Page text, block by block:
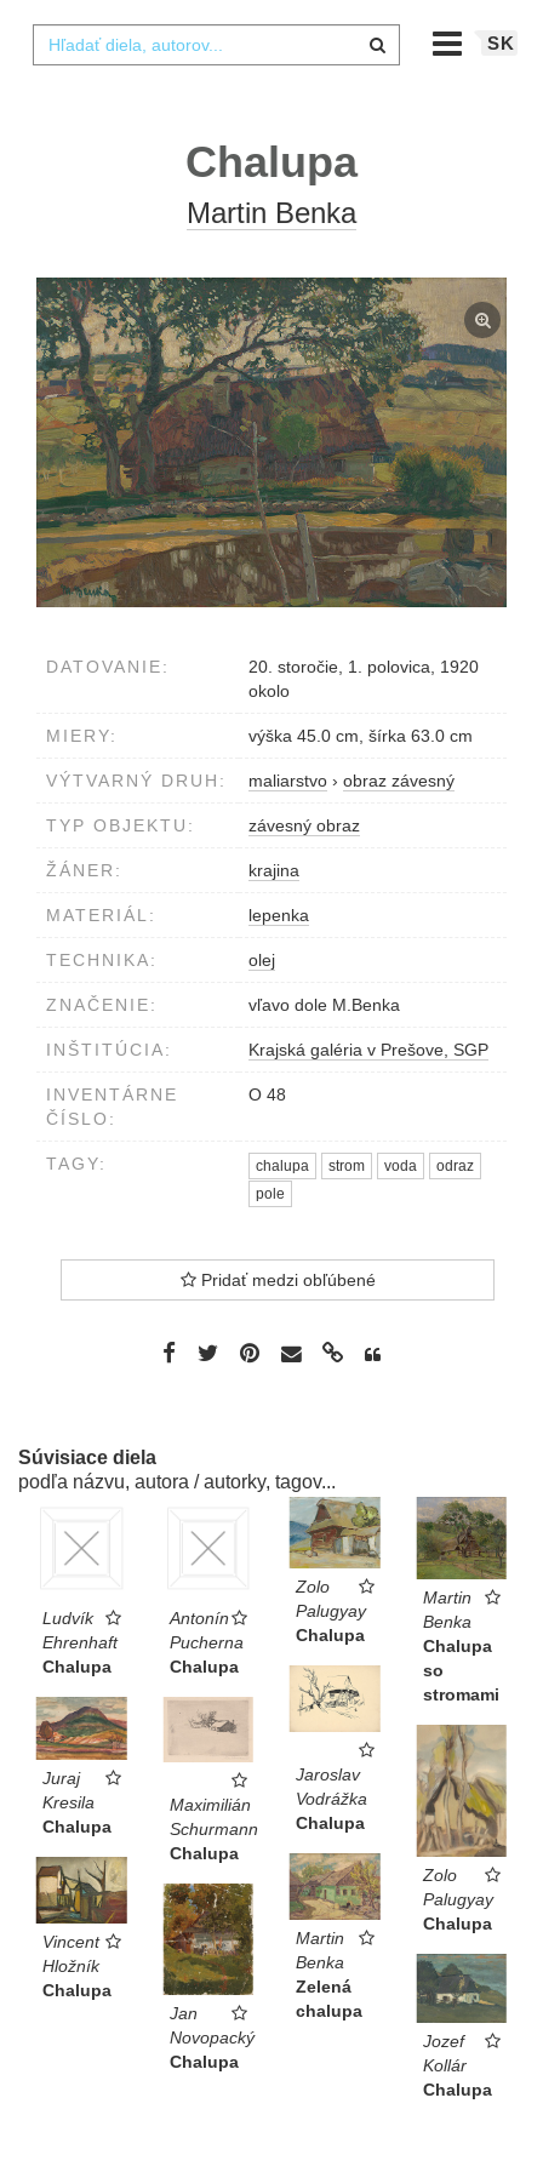
SK
Chalupa
Martin Benka
DATOVANIE:
20. storočie, 1. polovica, 1920
okolo
MIERY: výška 45.0 cm, šírka 63.0 cm
VÝTVARNÝ DRUH: maliarstvo › obraz závesný
TYP OBJEKTU: závesný obraz
ŽÁNER: krajina
MATERIÁL: lepenka
TECHNIKA: olej
ZNAČENIE: vľavo dole M.Benka
INŠTITÚCIA: Krajská galéria v Prešove, SGP
INVENTÁRNE
ČÍSLO:
O 48
TAGY: chalupa strom voda
odraz
pole
Pridať medzi obľúbené
Súvisiace diela
podľa názvu, autora / autorky, tagov...
Ludvík
Ehrenhaft
Chalupa
Antonín
Pucherna
Chalupa
Zolo
Palugyay
Chalupa
Martin
Benka
Chalupa
so
stromami
Jaroslav
Vodrážka
Chalupa
Juraj
Kresila
Chalupa
Maximilián
Schurmann
Chalupa
Zolo
Palugyay
Chalupa
Martin
Benka
Zelená
chalupa
Vincent
Hložník
Chalupa
Jan
Novopacký
Chalupa
Jozef
Kollár
Chalupa